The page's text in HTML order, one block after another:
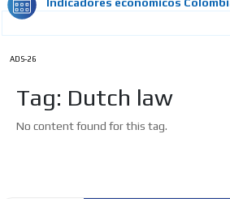
ADS-26
Tag: Dutch law
No content found for this tag.